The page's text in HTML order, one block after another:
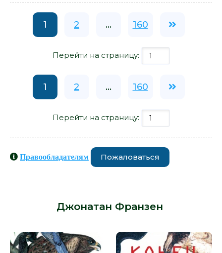
1 2 ... 160
Перейти на страницу:
1 2 ... 160
Перейти на страницу:
Правообладателям Пожаловаться
Джонатан Франзен